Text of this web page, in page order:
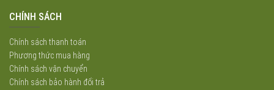
CHÍNH SÁCH
Chính sách thanh toán
Phương thức mua hàng
Chính sách vận chuyển
Chính sách bảo hành đổi trả